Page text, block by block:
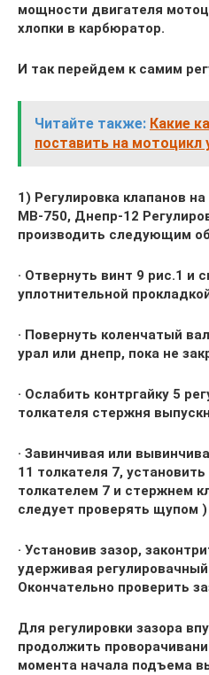
мощности двигателя
хлопки в карбюратор.
И так перейдем к самим
Читайте также: Какие
поставить на мотоцикл
1) Регулировка клапанов
МВ-750, Днепр-12
производить следующим
· Отвернуть винт 9 рис.1 и
уплотнительной
· Повернуть коленчатый
урал или днепр, пока не
· Ослабить контргайку 5
толкателя стержня
· Завинчивая или
11 толкателя 7,
толкателем 7 и стержнем
следует проверять щупом )
· Установив зазор,
удерживая
Окончательно проверить
Для регулировки зазора
продолжить
момента начала подъема